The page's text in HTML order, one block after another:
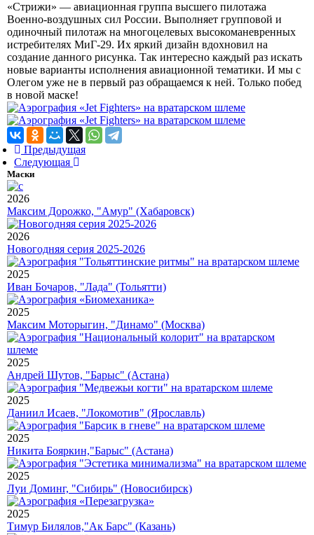
«Стрижи» — авиационная группа высшего пилотажа
Военно-воздушных сил России. Выполняет групповой и
одиночный пилотаж на многоцелевых высокоманевренных
истребителях МиГ-29. Их яркий дизайн вдохновил на
создание данного рисунка. Так интересно каждый раз искать
новые варианты исполнения авиационной тематики. И мы с
Олегом уже не в первый раз обращаемся к ней. Только побед
в новой маске!
Предыдущая
Следующая
Маски
2026
Максим Дорожко, "Амур" (Хабаровск)
2026
Новогодняя серия 2025-2026
2025
Иван Бочаров, "Лада" (Тольятти)
2025
Максим Моторыгин, "Динамо" (Москва)
2025
Андрей Шутов, "Барыс" (Астана)
2025
Даниил Исаев, "Локомотив" (Ярославль)
2025
Никита Бояркин,"Барыс" (Астана)
2025
Луи Доминг, "Сибирь" (Новосибирск)
2025
Тимур Билялов,"Ак Барс" (Казань)